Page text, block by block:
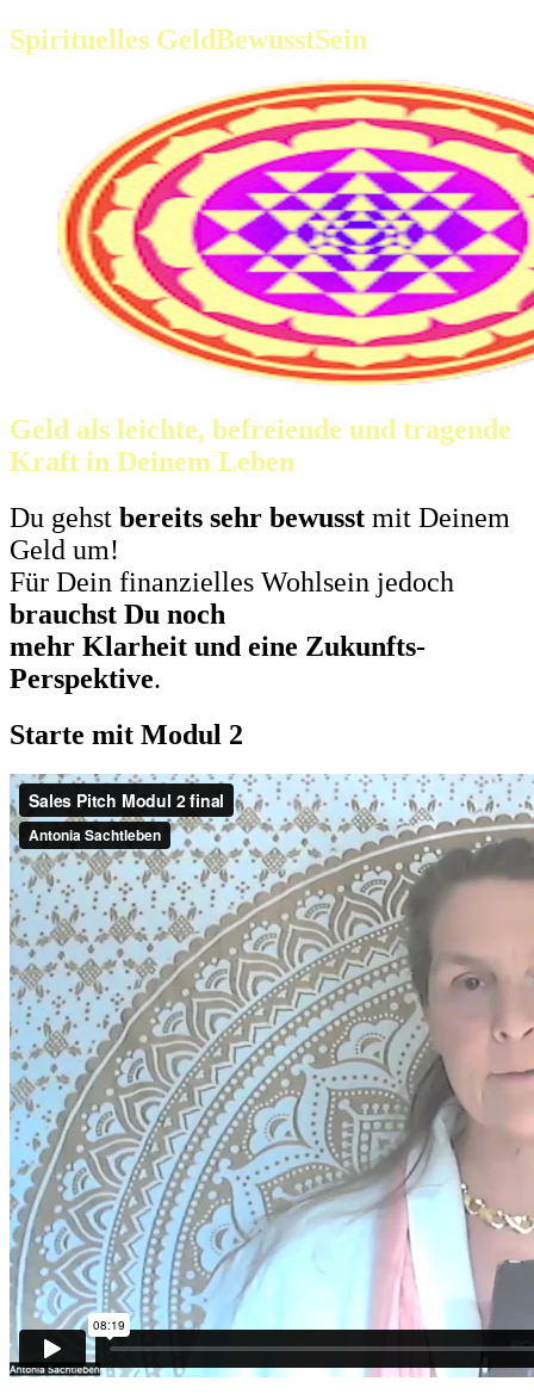
Spirituelles GeldBewusstSein
Geld als leichte, befreiende und tragende
Kraft in Deinem Leben
Du gehst bereits sehr bewusst mit Deinem
Geld um!
Für Dein finanzielles Wohlsein jedoch
brauchst Du noch
mehr Klarheit und eine Zukunfts-
Perspektive.
Starte mit Modul 2